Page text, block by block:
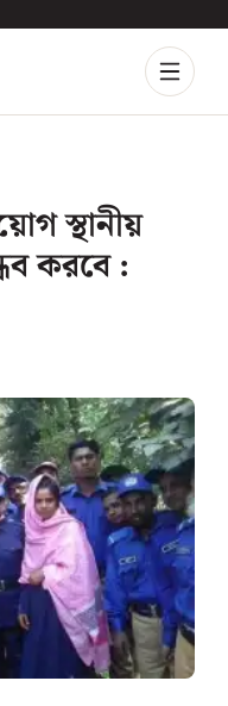
স্থানীয়
করবে :